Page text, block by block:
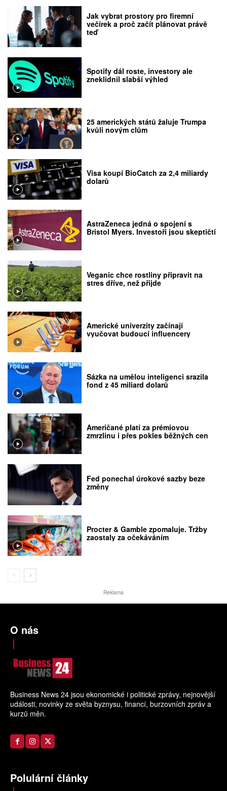
Jak vybrat prostory pro firemní
večírek a proč začít plánovat právě
teď
Spotify dál roste, investory ale
zneklidnil slabší výhled
25 amerických států žaluje Trumpa
kvůli novým clům
Visa koupí BioCatch za 2,4 miliardy
dolarů
AstraZeneca jedná o spojení s
Bristol Myers. Investoři jsou skeptičtí
Veganic chce rostliny připravit na
stres dříve, než přijde
Americké univerzity začínají
vyučovat budoucí influencery
Sázka na umělou inteligenci srazila
fond z 45 miliard dolarů
Američané platí za prémiovou
zmrzlinu i přes pokles běžných cen
Fed ponechal úrokové sazby beze
změny
Procter & Gamble zpomaluje. Tržby
zaostaly za očekáváním
Reklama
O nás
Business News 24 jsou ekonomické i politické zprávy, nejnovější
události, novinky ze světa byznysu, financí, burzovních zpráv a
kurzů měn.
Polulární články